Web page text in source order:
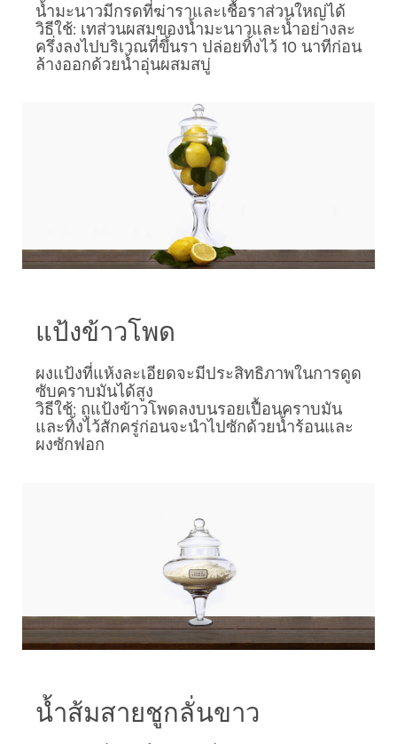
น้ำมะนาวมีกรดที่ฆ่าราและเชื้อราส่วนใหญ่ได้
วิธีใช้: เทส่วนผสมของน้ำมะนาวและน้ำอย่างละ
ครึ่งลงไปบริเวณที่ขึ้นรา ปล่อยทิ้งไว้ 10 นาทีก่อน
ล้างออกด้วยน้ำอุ่นผสมสบู่
แป้งข้าวโพด
ผงแป้งที่แห้งละเอียดจะมีประสิทธิภาพในการดูด
ซับคราบมันได้สูง
วิธีใช้: ถูแป้งข้าวโพดลงบนรอยเปื้อนคราบมัน
และทิ้งไว้สักครู่ก่อนจะนำไปซักด้วยน้ำร้อนและ
ผงซักฟอก
น้ำส้มสายชูกลั่นขาว